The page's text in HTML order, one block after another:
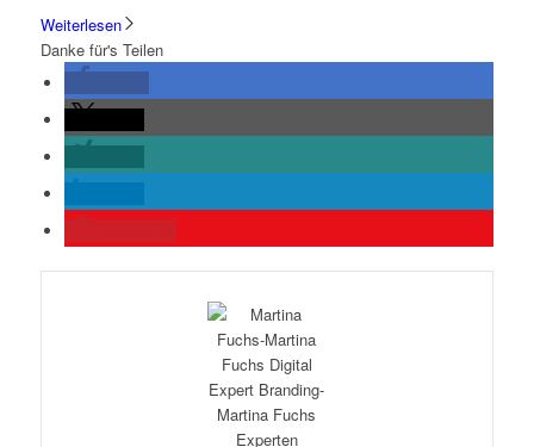
Weiterlesen
Danke für's Teilen